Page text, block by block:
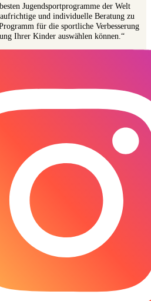
Jugendsportprogramme der Welt
und individuelle Beratung zu
für die sportliche Verbesserung
Ihrer Kinder auswählen können.“